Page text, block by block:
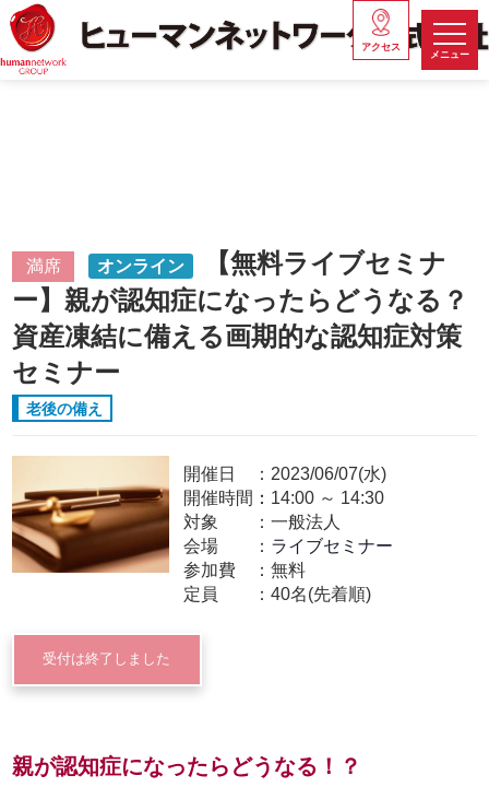
メニュー
アクセス
満席 オンライン
【無料ライブセミナ
ー】親が認知症になったらどうなる？
資産凍結に備える画期的な認知症対策
セミナー
老後の備え
開催日
2023/06/07(水)
開催時間： 14:00～ 14:30
対象
一般法人
会場
ライブセミナー
参加費
無料
定員
40名(先着順)
受付は終了しました
親が認知症になったらどうなる！？